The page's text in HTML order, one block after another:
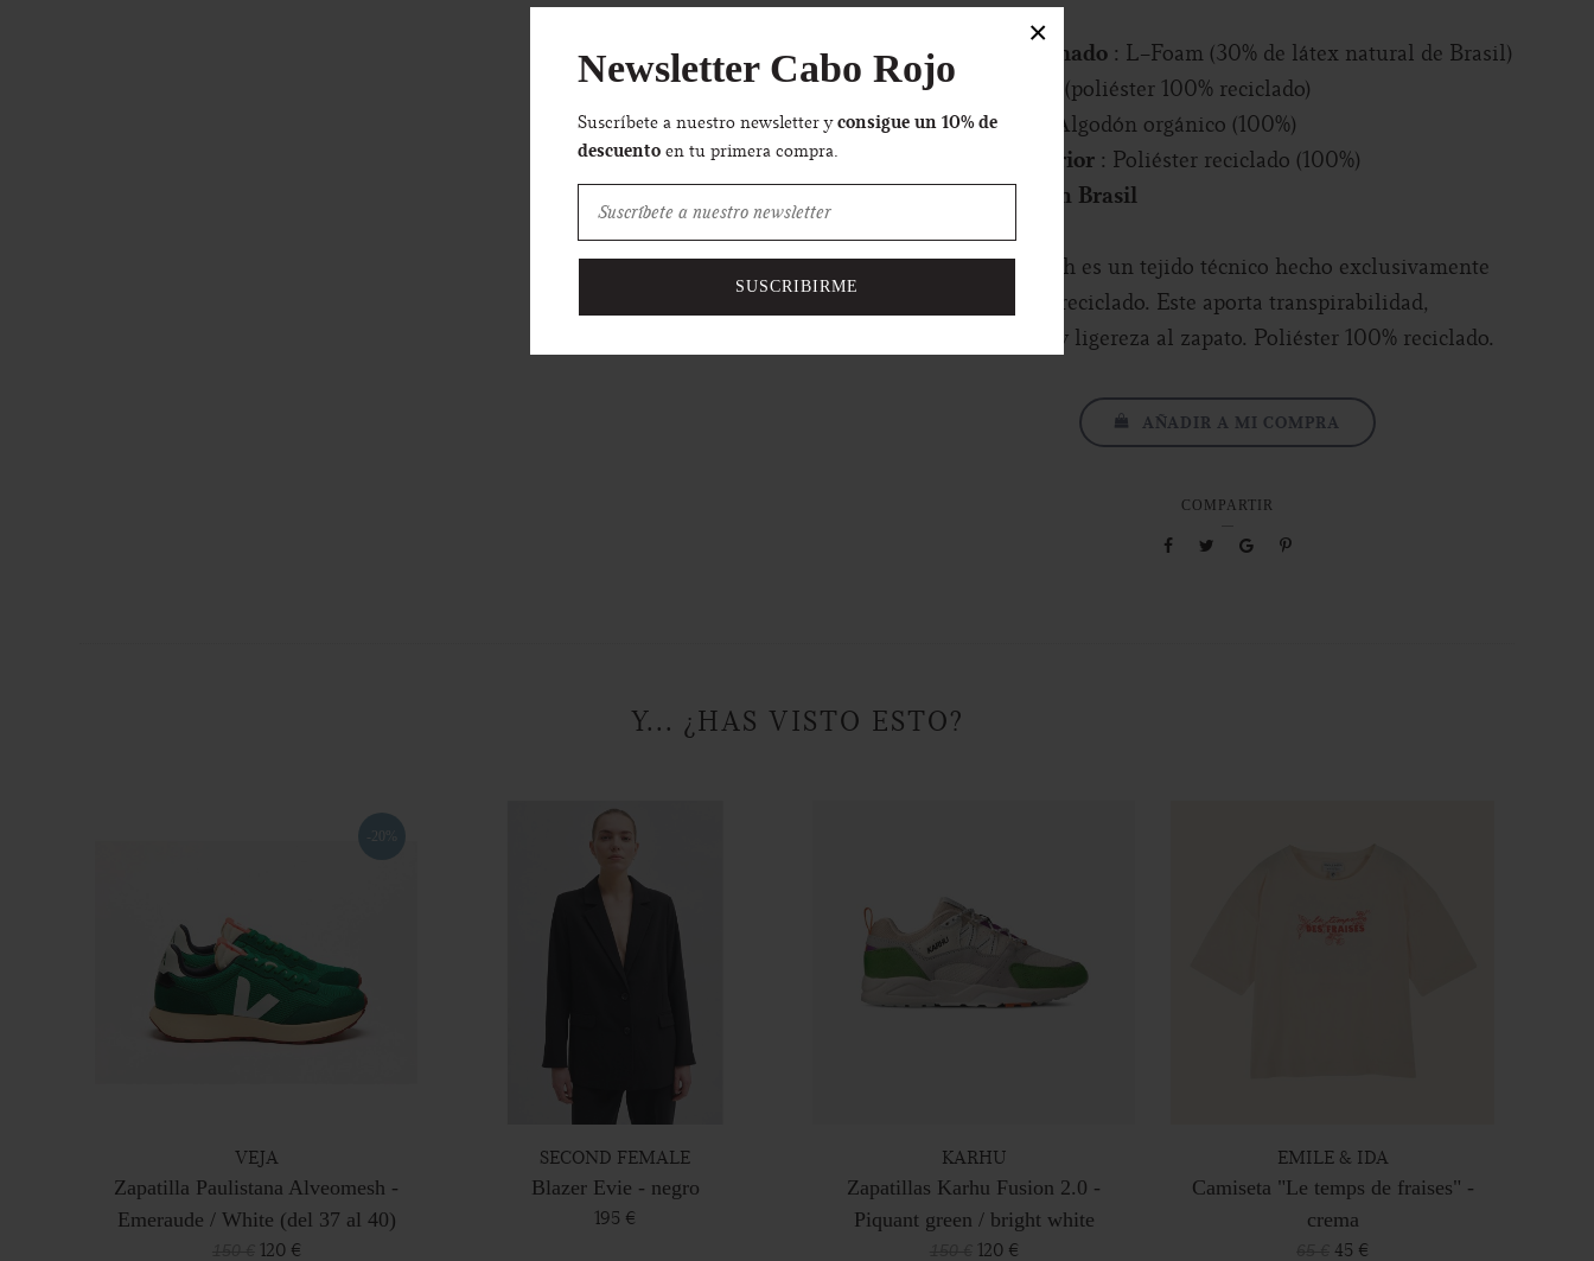
Newsletter Cabo Rojo
Suscríbete a nuestro newsletter yconsigue un 10% de
descuento en tu primera compra.
SUSCRIBIRME
×
arroz (29%)
Látex acolchado : L-Foam (30% de látex natural de Brasil)
Forro : Tech (poliéster 100% reciclado)
Cordones : Algodón orgánico (100%)
Cinta posterior : Poliéster reciclado (100%)
Fabricado en Brasil
El Alveomesh es un tejido técnico hecho exclusivamente
de poliéster reciclado. Este aporta transpirabilidad,
flexibilidad y ligereza al zapato. Poliéster 100% reciclado.
AÑADIR A MI COMPRA
COMPARTIR
Y... ¿HAS VISTO ESTO?
-20%
VEJA
Zapatilla Paulistana Alveomesh -
Emeraude / White (del 37 al 40)
120 €
SECOND FEMALE
Blazer Evie - negro
195 €
KARHU
Zapatillas Karhu Fusion 2.0 -
Piquant green / bright white
120 €
EMILE & IDA
Camiseta "Le temps de fraises" -
crema
45 €